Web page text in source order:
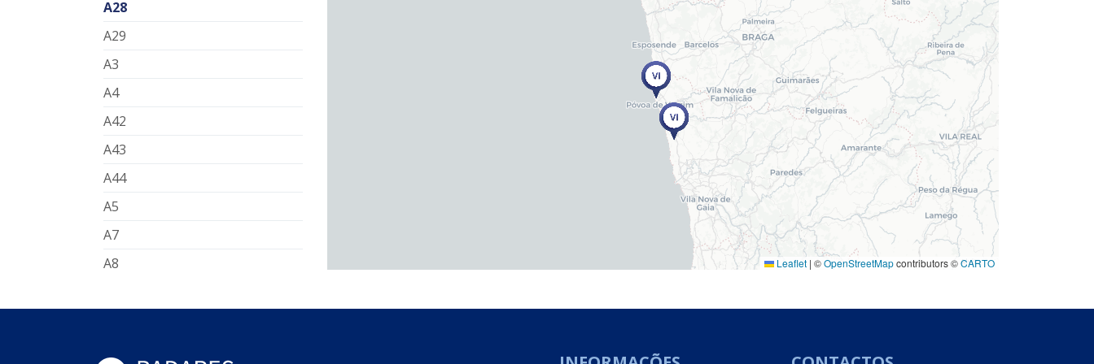
A28
A29
A3
A4
A42
A43
A44
A5
A7
A8
Leaflet | ©OpenStreetMapcontributors ©CARTO